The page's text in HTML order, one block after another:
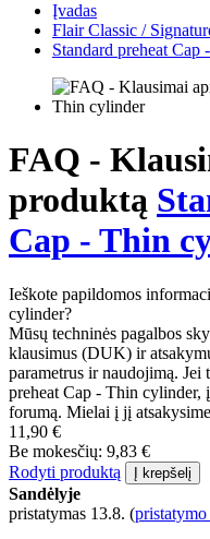
Įvadas
Flair Classic /
Standard preheat
FAQ -
produktą
Cap - Thin
Ieškote papildomos
cylinder?
Mūsų techninės pagalbos
klausimus (DUK) ir
parametrus ir naudojimą. Jei
preheat Cap - Thin
forumą. Mielai į jį
11,90 €
Be mokesčių: 9,83 €
Rodyti produktą
Į krepšelį
Sandėlyje
pristatymas 13.8. (